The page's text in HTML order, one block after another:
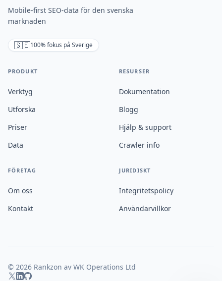
Mobile-first SEO-data för den svenska
marknaden
🇸🇪100% fokus på Sverige
PRODUKT
Verktyg
Utforska
Priser
Data
RESURSER
Dokumentation
Blogg
Hjälp & support
Crawler info
FÖRETAG
Om oss
Kontakt
JURIDISKT
Integritetspolicy
Användarvillkor
© 2026 Rankzon av WK Operations Ltd